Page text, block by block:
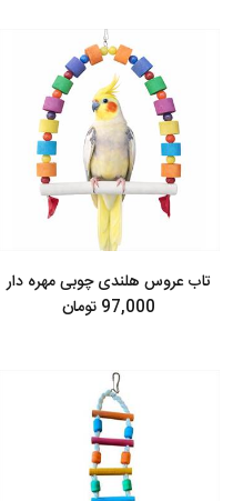
تاب عروس هلندی چوبی مهره دار
97,000 تومان